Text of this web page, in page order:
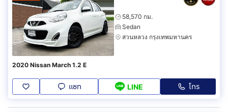
58,570 กม.
Sedan
สวนหลวง กรุงเทพมหานคร
2020 Nissan March 1.2 E
แชท LINE โทร